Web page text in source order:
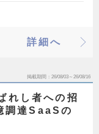
詳細へ
掲載期間 26/08/03～26/08/16
れし者への招
調達SaaSの